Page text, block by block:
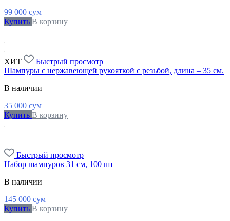
99 000 сум
Купить В корзину
ХИТ
Быстрый просмотр
Шампуры с нержавеющей рукояткой с резьбой, длина – 35 см.
В наличии
35 000 сум
Купить В корзину
Быстрый просмотр
Набор шампуров 31 см, 100 шт
В наличии
145 000 сум
Купить В корзину